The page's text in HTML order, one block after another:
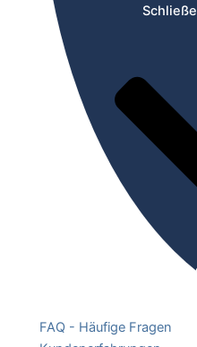
Öffne
FAQ - Häufige Fragen